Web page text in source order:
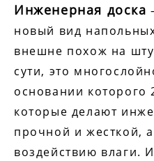
Инженерная доска
новый вид
внешне похож на
сути, это
основании которого
которые делают
прочной и жесткой,
воздействию влаги.